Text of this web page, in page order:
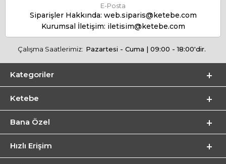
E-Posta
Siparişler Hakkında: web.siparis@ketebe.com
Kurumsal İletişim: iletisim@ketebe.com
Çalışma Saatlerimiz: Pazartesi - Cuma | 09:00 - 18:00'dir.
Kategoriler
Ketebe
Bana Özel
Hızlı Erişim